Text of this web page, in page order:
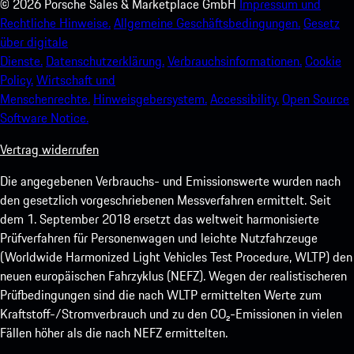
© 2026 Porsche Sales & Marketplace GmbH Impressum und
Rechtliche Hinweise.Allgemeine Geschäftsbedingungen.Gesetz
über digitale
Dienste. Datenschutzerklärung.Verbrauchsinformationen.Cookie
Policy.Wirtschaft und
Menschenrechte. Hinweisgebersystem.Accessibility.Open Source
Software Notice.
Vertrag widerrufen
Die angegebenen Verbrauchs- und Emissionswerte wurden nach
den gesetzlich vorgeschriebenen Messverfahren ermittelt. Seit
dem 1. September 2018 ersetzt das weltweit harmonisierte
Prüfverfahren für Personenwagen und leichte Nutzfahrzeuge
(Worldwide Harmonized Light Vehicles Test Procedure, WLTP) den
neuen europäischen Fahrzyklus (NEFZ). Wegen der realistischeren
Prüfbedingungen sind die nach WLTP ermittelten Werte zum
Kraftstoff-/Stromverbrauch und zu den CO₂-Emissionen in vielen
Fällen höher als die nach NEFZ ermittelten.